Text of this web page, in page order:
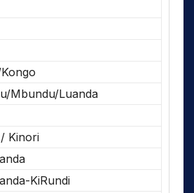
Mbundu/Luanda
Kinori
KiRundi